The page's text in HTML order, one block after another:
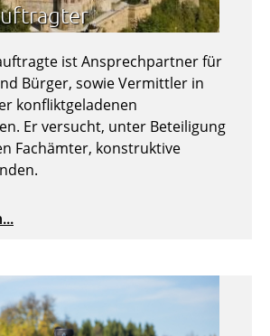
ist Ansprechpartner für
Bürger, sowie Vermittler in
konfliktgeladenen
Er versucht, unter Beteiligung
Fachämter, konstruktive